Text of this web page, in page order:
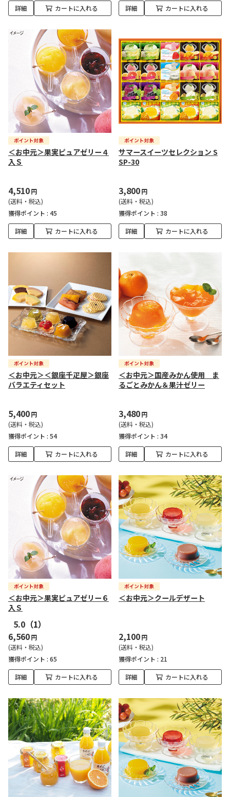
詳細 カートに入れる 詳細 カートに入れる
＜お中元＞果実ピュアゼリー４
入Ｓ
4,510円
(送料・税込)
獲得ポイント : 45
詳細 カートに入れる
サマースイーツセレクション S
SP-30
3,800円
(送料・税込)
獲得ポイント : 38
詳細 カートに入れる
＜お中元＞＜銀座千疋屋＞銀座
バラエティセット
5,400円
(送料・税込)
獲得ポイント : 54
詳細 カートに入れる
＜お中元＞国産みかん使用 ま
るごとみかん＆果汁ゼリー
3,480円
(送料・税込)
獲得ポイント : 34
詳細 カートに入れる
＜お中元＞果実ピュアゼリー６
入Ｓ
5.0 （1）
6,560円
(送料・税込)
獲得ポイント : 65
詳細 カートに入れる
＜お中元＞クールデザート
2,100円
(送料・税込)
獲得ポイント : 21
詳細 カートに入れる